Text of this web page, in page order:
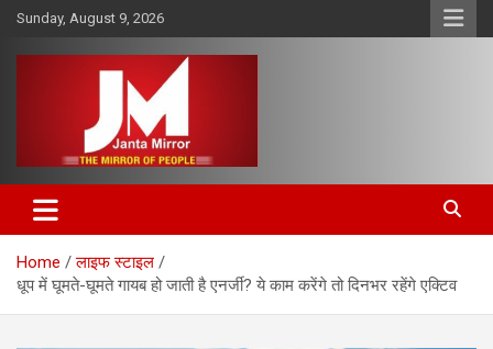
Skip
content
Sunday, August 9, 2026
Janta Mirror
Home
लाइफ स्टाइल
धूप में घूमते-घूमते गायब हो जाती है एनर्जी? ये काम करेंगे तो दिनभर रहेंगे एक्टिव